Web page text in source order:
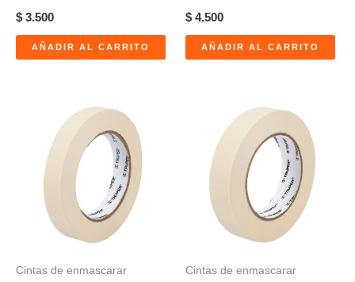
$ 3.500
AÑADIR AL CARRITO
$ 4.500
AÑADIR AL CARRITO
Cintas de enmascarar Cintas de enmascarar